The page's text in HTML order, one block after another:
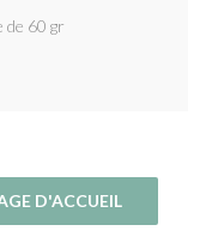
de 60 gr